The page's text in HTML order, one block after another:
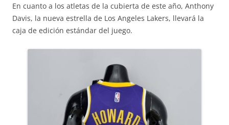
En cuanto a los atletas de la cubierta de este año, Anthony
Davis, la nueva estrella de Los Angeles Lakers, llevará la
caja de edición estándar del juego.